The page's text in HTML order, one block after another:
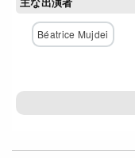
Béatrice Mujdei